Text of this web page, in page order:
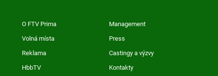
O FTV Prima Management
Volná místa Press
Reklama Castingy a výzvy
HbbTV Kontakty